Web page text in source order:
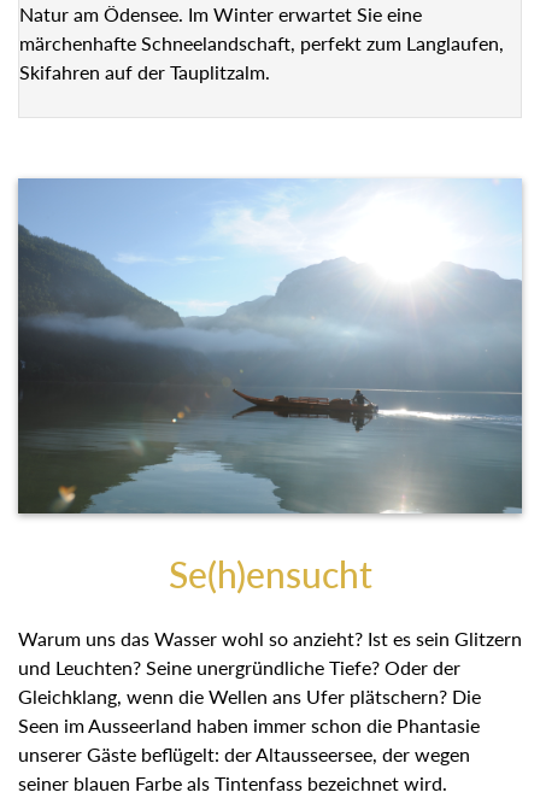
Natur am Ödensee. Im Winter erwartet Sie eine
märchenhafte Schneelandschaft, perfekt zum Langlaufen,
Skifahren auf der Tauplitzalm.
Se(h)ensucht
Warum uns das Wasser wohl so anzieht? Ist es sein Glitzern
und Leuchten? Seine unergründliche Tiefe? Oder der
Gleichklang, wenn die Wellen ans Ufer plätschern? Die
Seen im Ausseerland haben immer schon die Phantasie
unserer Gäste beflügelt: der Altausseersee, der wegen
seiner blauen Farbe als Tintenfass bezeichnet wird.